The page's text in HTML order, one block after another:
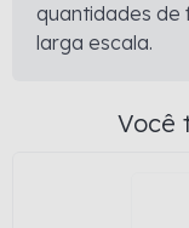
quantidades de
larga escala.
Você